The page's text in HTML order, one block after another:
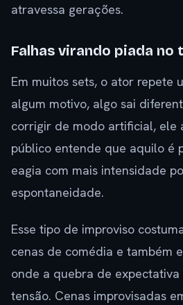
atravessa gerações.
Falhas virando piada no
Em muitos sets, o ator repete
algum motivo, algo sai
corrigir de modo artificial, ele
público entende que aquilo é
eagia com mais intensidade
espontaneidade.
Esse tipo de improviso
cenas de comédia e também
onde a quebra de
tensão. Cenas improvisadas